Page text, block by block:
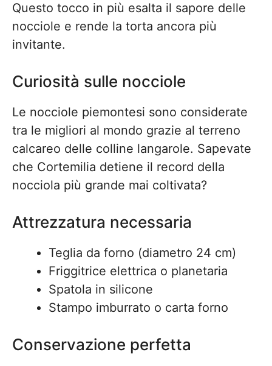
Questo tocco in più esalta il sapore delle
nocciole e rende la torta ancora più
invitante.
Curiosità sulle nocciole
Le nocciole piemontesi sono considerate
tra le migliori al mondo grazie al terreno
calcareo delle colline langarole. Sapevate
che Cortemilia detiene il record della
nocciola più grande mai coltivata?
Attrezzatura necessaria
Teglia da forno (diametro 24 cm)
Friggitrice elettrica o planetaria
Spatola in silicone
Stampo imburrato o carta forno
Conservazione perfetta